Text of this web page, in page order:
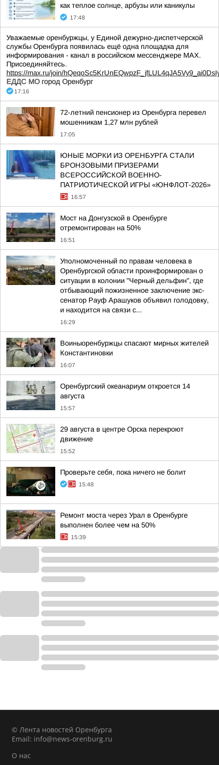
как теплое солнце, арбузы или каникулы
17:48
Уважаемые оренбуржцы, у Единой дежурно-диспетчерской
службы Оренбурга появилась ещё одна площадка для
информирования - канал в российском мессенджере МАХ.
Присоединяйтесь.
https://max.ru/join/
ЕДДС МО город Оренбург
17:16
72-летний пенсионер из Оренбурга перевел
мошенникам 1,27 млн рублей
17:05
ЮНЫЕ МОРКИ ИЗ ОРЕНБУРГА СТАЛИ
БРОНЗОВЫМИ ПРИЗЕРАМИ
ВСЕРОССИЙСКОЙ ВОЕННО-
ПАТРИОТИЧЕСКОЙ ИГРЫ «ЮНФЛОТ-2026»
16:57
Мост на Донгузской в Оренбурге
отремонтирован на 50%
16:51
Уполномоченный по правам человека в
Оренбургской области проинформирован о
ситуации в колонии "Черный дельфин", где
отбывающий пожизненное заключение экс-
сенатор Рауф Арашуков объявил голодовку,
и находится на связи с...
16:29
Воиныоренбуржцы спасают мирных жителей
Константиновки
16:07
Оренбургский океанариум откроется 14
августа
15:57
29 августа в центре Орска перекроют
движение
15:52
Проверьте себя, пока ничего не болит
15:48
Ремонт моста через Урал в Оренбурге
выполнен более чем на 50%
15:39
© Лента новостей Оренбурга
Email: info@news-orenburg.ru
О нас